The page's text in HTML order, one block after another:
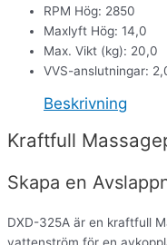
RPM Hög: 2850
Maxlyft Hög: 14,0
Max. Vikt (kg): 20,0
VVS-anslutningar:
Beskrivning
Kraftfull
Skapa en
DXD-325A är en kraftfull